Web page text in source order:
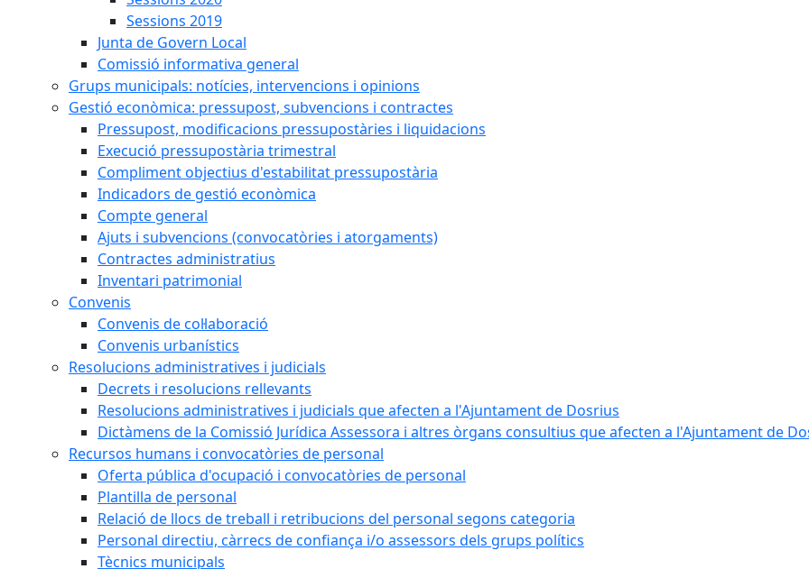
Sessions 2019
Junta de Govern Local
Comissió informativa general
Grups municipals: notícies, intervencions i opinions
Gestió econòmica: pressupost, subvencions i contractes
Pressupost, modificacions pressupostàries i liquidacions
Execució pressupostària trimestral
Compliment objectius d'estabilitat pressupostària
Indicadors de gestió econòmica
Compte general
Ajuts i subvencions (convocatòries i atorgaments)
Contractes administratius
Inventari patrimonial
Convenis
Convenis de col·laboració
Convenis urbanístics
Resolucions administratives i judicials
Decrets i resolucions rellevants
Resolucions administratives i judicials que afecten a l'Ajuntament de Dosrius
Dictàmens de la Comissió Jurídica Assessora i altres òrgans consultius que afecten a l'Ajuntament de
Recursos humans i convocatòries de personal
Oferta pública d'ocupació i convocatòries de personal
Plantilla de personal
Relació de llocs de treball i retribucions del personal segons categoria
Personal directiu, càrrecs de confiança i/o assessors dels grups polítics
Tècnics municipals